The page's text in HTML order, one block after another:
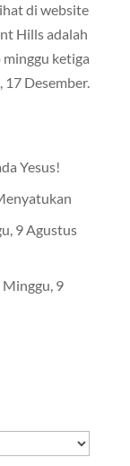
di website
Hills adalah
ketiga
Desember.
Yesus!
9 Agustus
9